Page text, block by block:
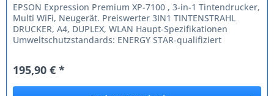
EPSON Expression Premium XP-7100 , 3-in-1 Tintendrucker,
Multi WiFi, Neugerät. Preiswerter 3IN1 TINTENSTRAHL
DRUCKER, A4, DUPLEX, WLAN Haupt-Spezifikationen
Umweltschutzstandards: ENERGY STAR-qualifiziert
195,90 € *